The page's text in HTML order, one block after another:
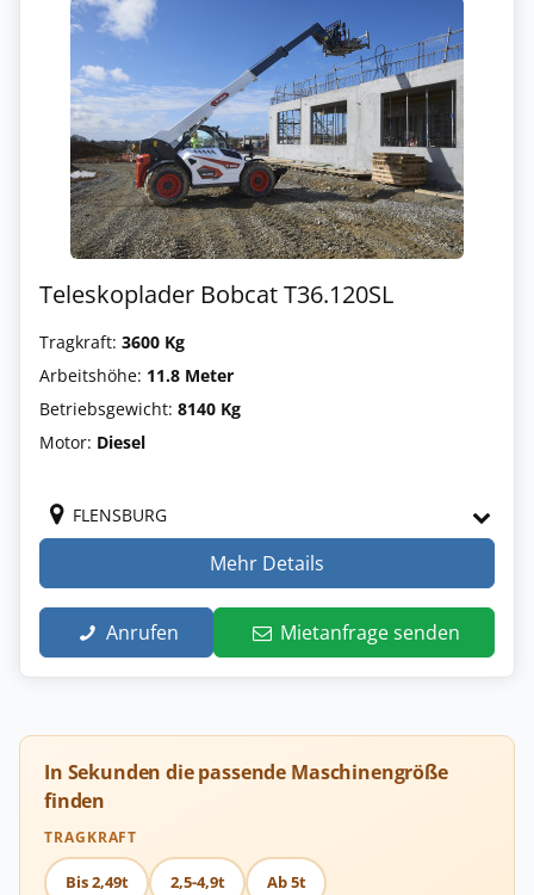
Teleskoplader Bobcat T36.120SL
Tragkraft: 3600 Kg
Arbeitshöhe: 11.8 Meter
Betriebsgewicht: 8140 Kg
Motor: Diesel
FLENSBURG
Mehr Details
Anrufen Mietanfrage senden
In Sekunden die passende Maschinengröße
finden
TRAGKRAFT
Bis 2,49t 2,5-4,9t Ab 5t